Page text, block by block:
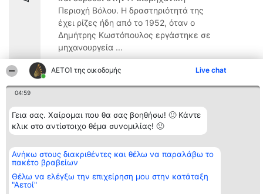
ΑΕΤΟΊ της οικοδομής Live chat
04:59
Γεια σας. Χαίρομαι που θα σας βοηθήσω! 🙂 Κάντε
κλικ στο αντίστοιχο θέμα συνομιλίας! 🙂
Ανήκω στους διακριθέντες και θέλω να παραλάβω το
πακέτο βραβείων
Θέλω να ελέγξω την επιχείρηση μου στην κατάταξη
"Αετοί"
Περιοχή Βόλου. Η δραστηριότητά της
έχει ρίζες ήδη από το 1952, όταν ο
Δημήτρης Κωστόπουλος εργάστηκε σε
μηχανουργεία ...
8.1
Διοργανωτής της
κατάταξης
BEAUTIFUL COMPANY
Μονοπρόσωπη ΙΚΕ
2104128019
email:
Κατάταξη
Διακριθέντες
Λίστα όλων
των
Μεθοδολογία
προϋποθέσεις
ΠΟΛΙΤΙΚΗ
Επικοινωνία
Επικοινωνία